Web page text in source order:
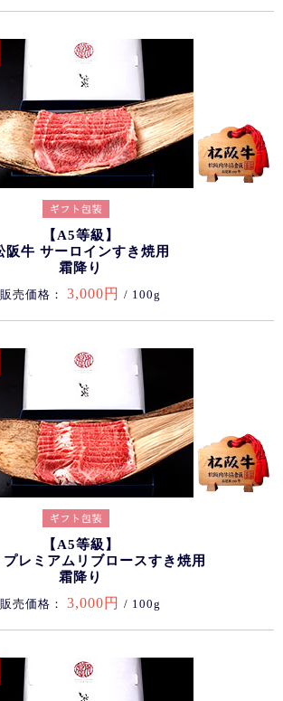
【A5等級】
阪牛 サーロインすき焼用
霜降り
販売価格： 3,000円 / 100g
【A5等級】
レミアムリブロースすき焼用
霜降り
販売価格： 3,000円 / 100g